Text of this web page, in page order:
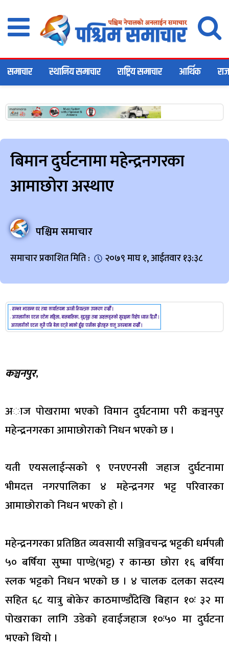
समाचार स्थानिय समाचार राष्ट्रिय समाचार आर्थिक
बिमान दुर्घटनामा महेन्द्रनगरका
आमाछोरा अस्थाए
पश्चिम समाचार
समाचार प्रकाशित मिति : २०७९ माघ १, आईतवार १३:३८
कञ्चनपुर,
अाज पोखरामा भएको विमान दुर्घटनामा परी कञ्चनपुर
महेन्द्रनगरका आमाछोराको निधन भएको छ ।
यती एयसलाईन्सको ९ एनएएनसी जहाज दुर्घटनामा
भीमदत्त नगरपालिका ४ महेन्द्रनगर भट्ट परिवारका
आमाछोराको निधन भएको हो ।
महेन्द्रनगरका प्रतिष्ठित व्यवसायी सञ्जिवचन्द्र भट्टकी धर्मपत्नी
५० बर्षिया सुष्मा पाण्डे(भट्ट) र कान्छा छोरा १६ बर्षिया
स्लक भट्टको निधन भएको छ । ४ चालक दलका सदस्य
सहित ६८ यात्रु बोकेर काठमाण्डौँदेखि बिहान १०ः ३२ मा
पोखराका लागि उडेको हवाईजहाज १०ः५० मा दुर्घटना
भएको थियो ।